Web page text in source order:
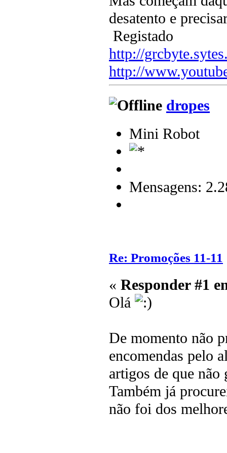
desatento e
Registado
http://
http://
dropes
Mini Robot
Mensagens:
Re: Promoções 11-11
« Responder #1
Olá
De momento não
encomendas pelo
artigos de que não
Também já
não foi dos